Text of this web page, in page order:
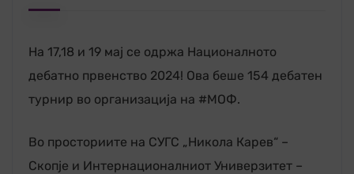
На 17,18 и 19 мај се одржа Националното
дебатно првенство 2024! Ова беше 154 дебатен
турнир во организација на #МОФ.
Во просториите на СУГС „Никола Карев“ –
Скопје и Интернационалниот Универзитет –